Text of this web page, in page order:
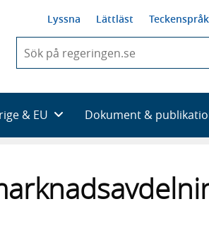
Lyssna Lättläst Teckenspråk
du
skriva
framträder
en
sökförslag
& EU Dokument &